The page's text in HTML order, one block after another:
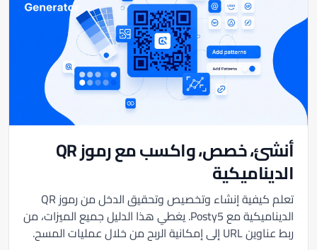
أنشئ، خصص، واكسب مع رموز QR
الديناميكية
تعلم كيفية إنشاء وتخصيص وتحقيق الدخل من رموز QR
الديناميكية مع Posty5. يغطي هذا الدليل جميع الميزات، من
ربط عناوين URL إلى إمكانية الربح من خلال عمليات المسح.